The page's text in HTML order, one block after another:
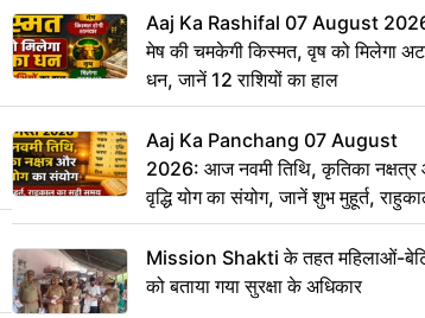
Aaj Ka Rashifal 07 August
मेष की चमकेगी किस्मत, वृष को मिलेगा
धन, जानें 12 राशियों का हाल
Aaj Ka Panchang 07 August
2026: आज नवमी तिथि, कृतिका
वृद्धि योग का संयोग, जानें शुभ मुहूर्त,
का सही समय
Mission Shakti के तहत महिलाओं-
को बताया गया सुरक्षा के अधिकार